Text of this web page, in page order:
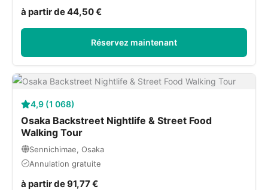
à partir de 44,50 €
Réservez maintenant
4,9 (1 068)
Osaka Backstreet Nightlife & Street Food
Walking Tour
Sennichimae, Osaka
Annulation gratuite
à partir de 91,77 €